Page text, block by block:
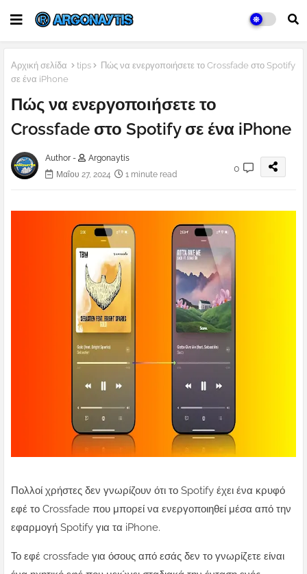
Αρχική σελίδα tips
Πώς να ενεργοποιήσετε το Crossfade στο Spotify
σε ένα iPhone
Πώς να ενεργοποιήσετε το
Crossfade στο Spotify σε ένα iPhone
Author -
Argonaytis
Μαΐου 27, 2024
1 minute read
0
Πολλοί χρήστες δεν γνωρίζουν ότι το Spotify έχει ένα κρυφό
εφέ το Crossfade που μπορεί να ενεργοποιηθεί μέσα από την
εφαρμογή Spotify για τα iPhone.
Το εφέ crossfade για όσους από εσάς δεν το γνωρίζετε είναι